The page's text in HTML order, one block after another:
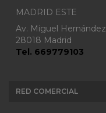
MADRID ESTE
Av. Miguel Hernández
28018 Madrid
Tel. 669779103
RED COMERCIAL